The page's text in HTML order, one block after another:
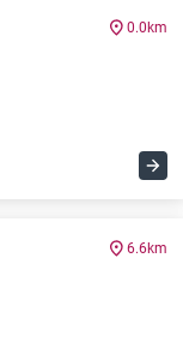
0.0km
6.6km